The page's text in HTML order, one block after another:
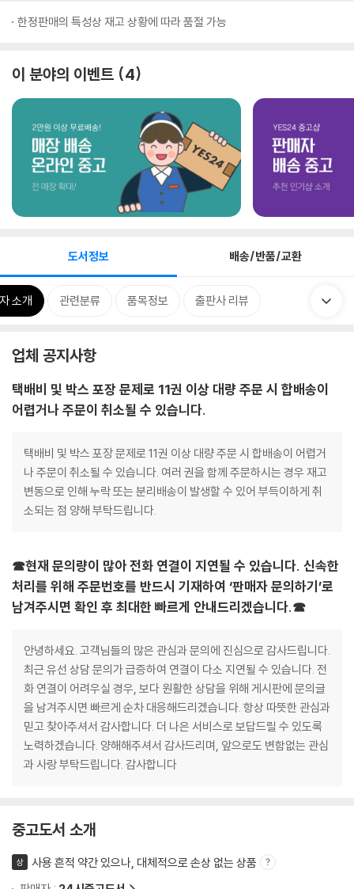
한정판매의 특성상 재고 상황에 따라 품절 가능
이 분야의 이벤트 4
도서정보 배송/반품/교환
소개 관련분류 품목정보 출판사 리뷰
업체 공지사항
택배비 및 박스 포장 문제로 11권 이상 대량 주문 시 합배송이
어렵거나 주문이 취소될 수 있습니다.
택배비 및 박스 포장 문제로 11권 이상 대량 주문 시 합배송이 어렵거
나 주문이 취소될 수 있습니다. 여러 권을 함께 주문하시는 경우 재고
변동으로 인해 누락 또는 분리배송이 발생할 수 있어 부득이하게 취
소되는 점 양해 부탁드립니다.
☎현재 문의량이 많아 전화 연결이 지연될 수 있습니다. 신속한
처리를 위해 주문번호를 반드시 기재하여 ‘판매자 문의하기’로
남겨주시면 확인 후 최대한 빠르게 안내드리겠습니다.☎
안녕하세요. 고객님들의 많은 관심과 문의에 진심으로 감사드립니다.
최근 유선 상담 문의가 급증하여 연결이 다소 지연될 수 있습니다. 전
화 연결이 어려우실 경우, 보다 원활한 상담을 위해 게시판에 문의글
을 남겨주시면 빠르게 순차 대응해드리겠습니다. 항상 따뜻한 관심과
믿고 찾아주셔서 감사합니다. 더 나은 서비스로 보답드릴 수 있도록
노력하겠습니다. 양해해주셔서 감사드리며, 앞으로도 변함없는 관심
과 사랑 부탁드립니다. 감사합니다
중고도서 소개
상
사용 흔적 약간 있으나, 대체적으로 손상 없는 상품